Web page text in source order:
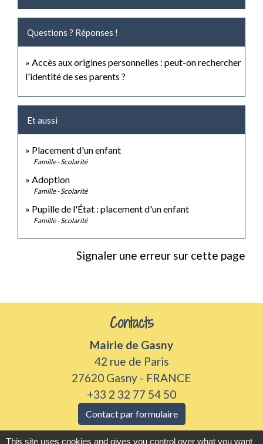
Questions ? Réponses !
Accès aux origines personnelles : peut-on rechercher
l'identité de ses parents ?
Et aussi
Placement d'un enfant
Famille - Scolarité
Adoption
Famille - Scolarité
Pupille de l'État : placement d'un enfant
Famille - Scolarité
Signaler une erreur sur cette page
Contacts
Mairie de Gasny
42 rue de Paris
27620 Gasny - FRANCE
+33 2 32 77 54 50
Contact par formulaire
This site uses cookies and gives you control over what you want